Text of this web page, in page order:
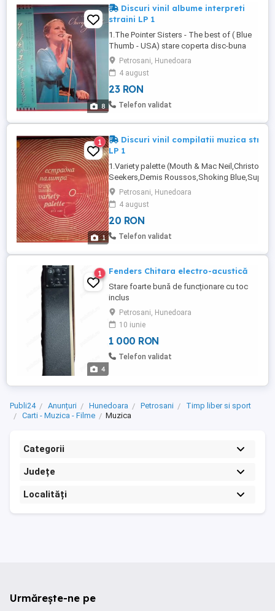
8
Discuri vinil albume interpreti
straini LP 1
1.The Pointer Sisters - The best of ( Blue
Thumb - USA) stare coperta disc-buna
buna 10 lei 2.Goombay Dance Band -
Zauber der karibik (CBS-Germania), fara
coperta doar plic interior, stare disc -
foarte buna 12 lei (15 lei cu coperta
neoriginala 3.The Teens - Teens & Jeans
Petrosani, Hunedoara
4 august
23 RON
Telefon validat
1
1
Discuri vinil compilatii muzica
LP 1
1.Variety palette (Mouth & Mac
Seekers,Demis Roussos,Shoking
& Four Tops,Slade,Rotation,etc) (Balkanton-
Bulgaria) stare coperta disc-buna foarte buna
lei 2.Chart beat (Madness,Yazoo,Kid Creole &
Coconuts,Modern Romance,Bow Wow
Wow,Bucks Fizz,Hot
...
Petrosani, Hunedoara
4 august
20 RON
Telefon validat
4
1 Fenders Chitara electro-acustică
Stare foarte bună de funcționare cu toc
inclus
Petrosani, Hunedoara
10 iunie
1 000 RON
Telefon validat
Publi24 Anunțuri Hunedoara Petrosani
Timp liber si sport
Carti - Muzica - Filme
Muzica
Categorii
Județe
Localități
Urmărește-ne pe